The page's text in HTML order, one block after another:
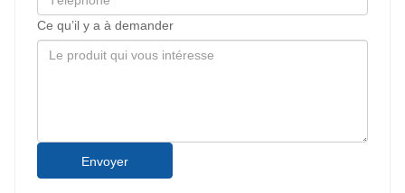
Ce qu’il y a à demander
Envoyer